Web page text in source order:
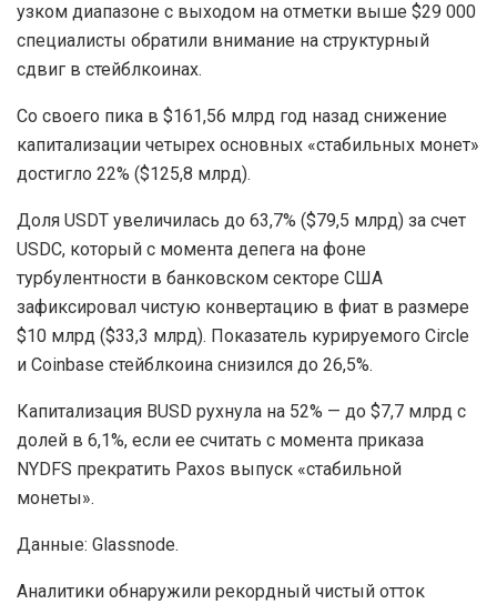
узком диапазоне с выходом на отметки выше $29 000
специалисты обратили внимание на структурный
сдвиг в стейблкоинах.
Со своего пика в $161,56 млрд год назад снижение
капитализации четырех основных «стабильных монет»
достигло 22% ($125,8 млрд).
Доля USDT увеличилась до 63,7% ($79,5 млрд) за счет
USDC, который с момента депега на фоне
турбулентности в банковском секторе США
зафиксировал чистую конвертацию в фиат в размере
$10 млрд ($33,3 млрд). Показатель курируемого Circle
и Coinbase стейблкоина снизился до 26,5%.
Капитализация BUSD рухнула на 52% — до $7,7 млрд с
долей в 6,1%, если ее считать с момента приказа
NYDFS прекратить Paxos выпуск «стабильной
монеты».
Данные: Glassnode.
Аналитики обнаружили рекордный чистый отток